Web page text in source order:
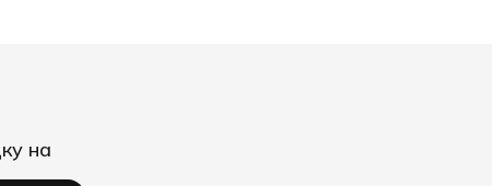
на